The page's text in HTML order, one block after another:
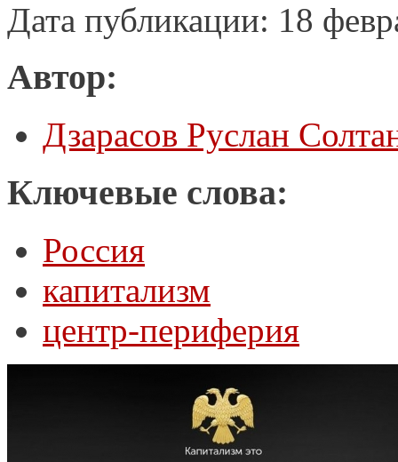
Дата публикации: 18
Автор:
Дзарасов Руслан
Ключевые слова:
Россия
капитализм
центр-периферия